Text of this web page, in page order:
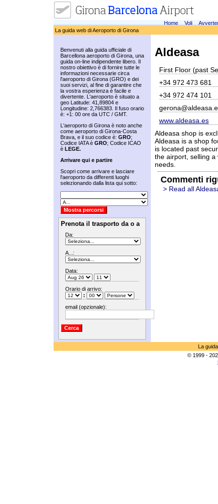
Home Voli
La guida web di Aeroporto di Girona
Benvenuti alla guida ufficiale di
Barcellona aeroporto di Girona, una
guida on-line indipendente libero. Il
nostro obiettivo è di fornire tutte le
informazioni necessarie circa
l'aeroporto di Girona (GRO) e dei
suoi servizi, al fine di garantire che
la vostra esperienza è facile e
divertente. L'aeroporto è situato a
geo Latitude: 41,89804 e
Longitudine: 2,766383. Il fuso orario
è: +1: 00 ore da UTC / GMT.
L'aeroporto di Girona è noto anche
come aeroporto di Girona-Costa
Brava, e il suo codice è: GRO;
Codice IATA è GRO; Codice ICAO
è LEGE.
Arrivare qui e partire
Scopri come arrivare e lasciare
l'aeroporto da differenti luoghi
selezionando dalla lista qui sotto:
Prenota il trasporto da o a
Da:
A...:
Data:
Orario di arrivo:
:
email (opzionale):
Aldeasa
First Floor (past
+34 972 473 681
+34 972 474 101
www.aldeasa.es
Aldeasa shop is
Aldeasa is a shop
is located past
the airport, selling a
needs.
Commenti
> Read all
La
© 1999 -